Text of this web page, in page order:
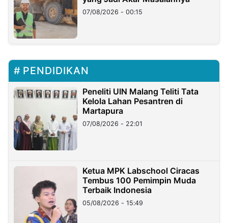
07/08/2026 - 00:15
PENDIDIKAN
Peneliti UIN Malang Teliti Tata
Kelola Lahan Pesantren di
Martapura
07/08/2026 - 22:01
Ketua MPK Labschool Ciracas
Tembus 100 Pemimpin Muda
Terbaik Indonesia
05/08/2026 - 15:49